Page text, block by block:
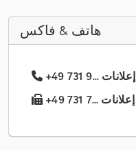
هاتف & فاكس
+49 731 9... إعلانات
+49 731 7... إعلانات